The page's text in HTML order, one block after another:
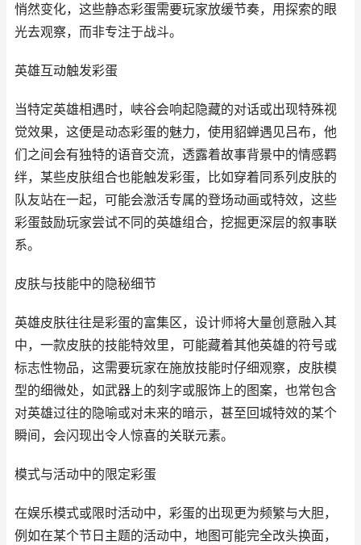
悄然变化，这些静态彩蛋需要玩家放缓节奏，用探索的眼
光去观察，而非专注于战斗。
英雄互动触发彩蛋
当特定英雄相遇时，峡谷会响起隐藏的对话或出现特殊视
觉效果，这便是动态彩蛋的魅力，使用貂蝉遇见吕布，他
们之间会有独特的语音交流，透露着故事背景中的情感羁
绊，某些皮肤组合也能触发彩蛋，比如穿着同系列皮肤的
队友站在一起，可能会激活专属的登场动画或特效，这些
彩蛋鼓励玩家尝试不同的英雄组合，挖掘更深层的叙事联
系。
皮肤与技能中的隐秘细节
英雄皮肤往往是彩蛋的富集区，设计师将大量创意融入其
中，一款皮肤的技能特效里，可能藏着其他英雄的符号或
标志性物品，这需要玩家在施放技能时仔细观察，皮肤模
型的细微处，如武器上的刻字或服饰上的图案，也常包含
对英雄过往的隐喻或对未来的暗示，甚至回城特效的某个
瞬间，会闪现出令人惊喜的关联元素。
模式与活动中的限定彩蛋
在娱乐模式或限时活动中，彩蛋的出现更为频繁与大胆，
例如在某个节日主题的活动中，地图可能完全改头换面，